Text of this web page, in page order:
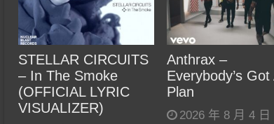
STELLAR CIRCUITS
– In The Smoke
(OFFICIAL LYRIC
VISUALIZER)
Anthrax –
Everybody’s Got
Plan
2026 年 8 月 4 日